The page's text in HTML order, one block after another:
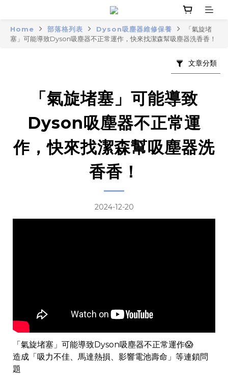
Home 部落格列表 Dyson吸塵器維修保養
「氣旋堵
塞」可能導致Dyson吸塵器不正常運作，快來找潔森幫吸塵器洗香香！
文章分類
「氣旋堵塞」可能導致
Dyson吸塵器不正常運
作，快來找潔森幫吸塵器洗
香香！
2024-12-20
「氣旋堵塞」可能導致Dyson吸塵器不正常運作😱
造成「吸力不佳、馬達熱損、影響電池壽命」等連鎖問
題